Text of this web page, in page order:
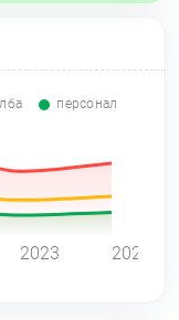
персонал
2023 2024